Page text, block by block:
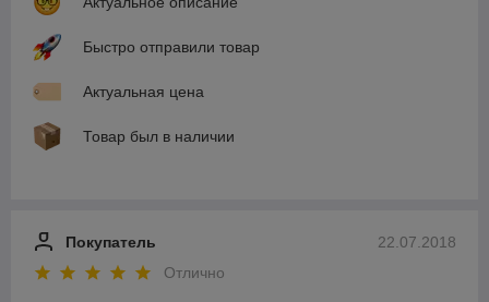
Быстро отправили товар
Актуальная цена
Товар был в наличии
22.07.2018
Покупатель
Отлично